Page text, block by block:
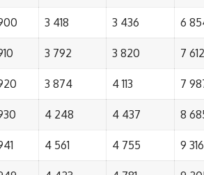
3 418 3 436 6
3 792 3 820 7 612
3 874 4 113 7
4 248 4 437 8
4 561 4 755 9 316